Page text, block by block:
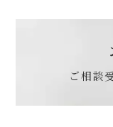
ご相談